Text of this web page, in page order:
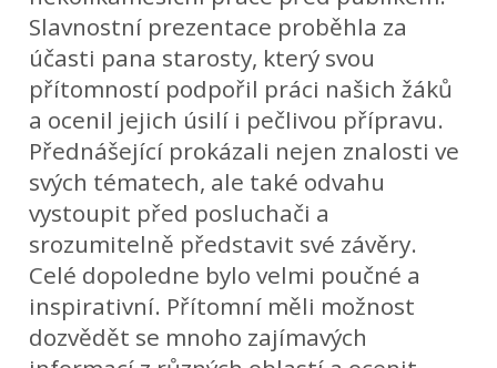
Slavnostní prezentace proběhla za
účasti pana starosty, který svou
přítomností podpořil práci našich žáků
a ocenil jejich úsilí i pečlivou přípravu.
Přednášející prokázali nejen znalosti ve
svých tématech, ale také odvahu
vystoupit před posluchači a
srozumitelně představit své závěry.
Celé dopoledne bylo velmi poučné a
inspirativní. Přítomní měli možnost
dozvědět se mnoho zajímavých